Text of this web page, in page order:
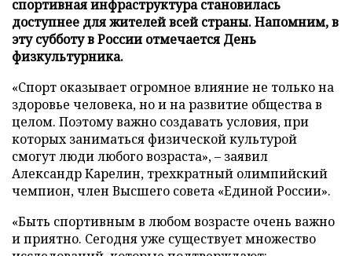
спортивная инфраструктура становилась
доступнее для жителей всей страны. Напомним, в
эту субботу в России отмечается День
физкультурника.
«Спорт оказывает огромное влияние не только на
здоровье человека, но и на развитие общества в
целом. Поэтому важно создавать условия, при
которых заниматься физической культурой
смогут люди любого возраста», – заявил
Александр Карелин, трехкратный олимпийский
чемпион, член Высшего совета «Единой России».
«Быть спортивным в любом возрасте очень важно
и приятно. Сегодня уже существует множество